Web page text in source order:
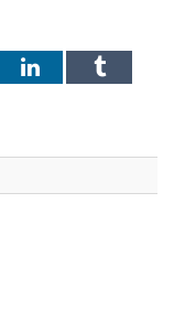
LinkedInTumblr